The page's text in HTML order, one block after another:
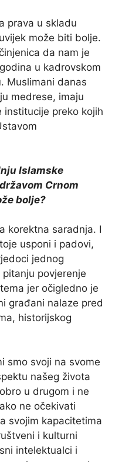
prava u skladu
može biti bolje.
da nam je
u kadrovskom
Muslimani danas
medrese, imaju
institucije preko kojih
Islamske
Crnom
bolje?
korektna saradnja. I
usponi i padovi,
jednog
povjerenje
jer očigledno je
građani nalaze pred
historijskog
smo svoji na svome
našeg života
u drugom i ne
ne očekivati
svojim kapacitetima
i kulturni
intelektualci i